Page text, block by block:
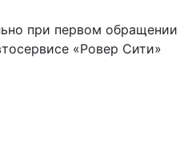
при первом обращении
«Ровер Сити»